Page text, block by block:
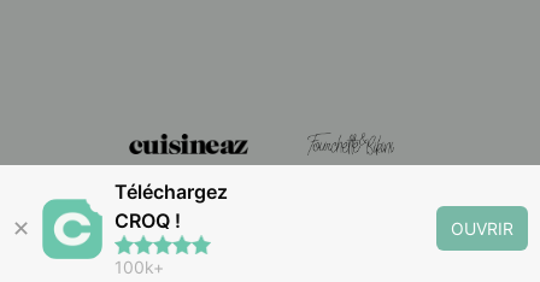
✕
Téléchargez
CROQ !
100k+
OUVRIR